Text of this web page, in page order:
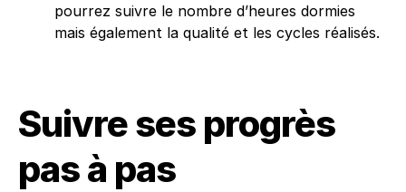
pourrez suivre le nombre d’heures dormies
mais également la qualité et les cycles réalisés.
Suivre ses progrès
pas à pas